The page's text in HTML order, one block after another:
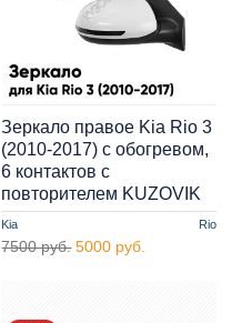
Kia Rio
Зеркало правое Kia Rio 3
(2010-2017) с обогревом,
6 контактов с
повторителем KUZOVIK
7500 руб. 5000 руб.